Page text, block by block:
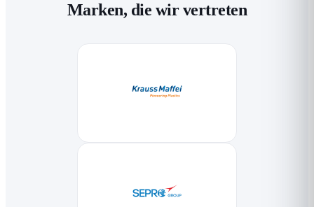
Marken, die wir vertreten